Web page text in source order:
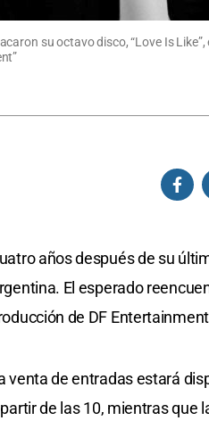
su octavo disco, “Love Is
años después de su
El esperado
de DF
venta de entradas estará
de las 10, mientras que